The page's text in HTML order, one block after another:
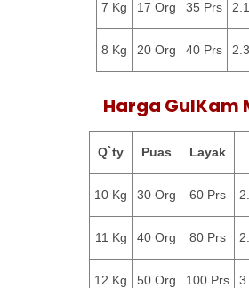
7 Kg 17 Org 35 Prs
8 Kg 20 Org 40 Prs
Harga GulKam
Q`ty Puas Layak
10 Kg 30 Org 60 Prs
11 Kg 40 Org 80 Prs
12 Kg 50 Org 100 Prs